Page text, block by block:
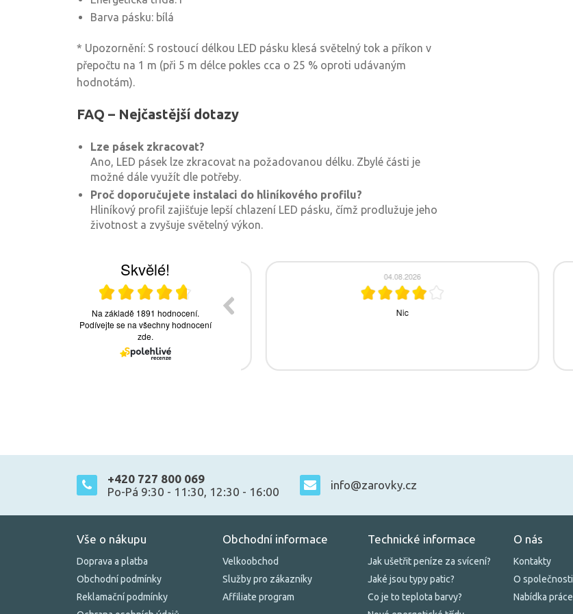
Barva pásku: bílá
* Upozornění: S rostoucí délkou LED pásku klesá světelný tok a příkon v
přepočtu na 1 m (při 5 m délce pokles cca o 25 % oproti udávaným
hodnotám).
FAQ – Nejčastější dotazy
Lze pásek zkracovat?
Ano, LED pásek lze zkracovat na požadovanou délku. Zbylé části je
možné dále využít dle potřeby.
Proč doporučujete instalaci do hliníkového profilu?
Hliníkový profil zajišťuje lepší chlazení LED pásku, čímž prodlužuje jeho
životnost a zvyšuje světelný výkon.
+420 727 800 069
Po-Pá 9:30 - 11:30, 12:30 - 16:00
info@zarovky.cz
Vše o nákupu
Doprava a platba
Obchodní podmínky
Reklamační podmínky
Obchodní informace
Velkoobchod
Služby pro zákazníky
Affiliate program
Technické informace
Jak ušetřit peníze za svícení?
Jaké jsou typy patic?
Co je to teplota barvy?
O nás
Kontakty
O společnosti
Nabídka práce